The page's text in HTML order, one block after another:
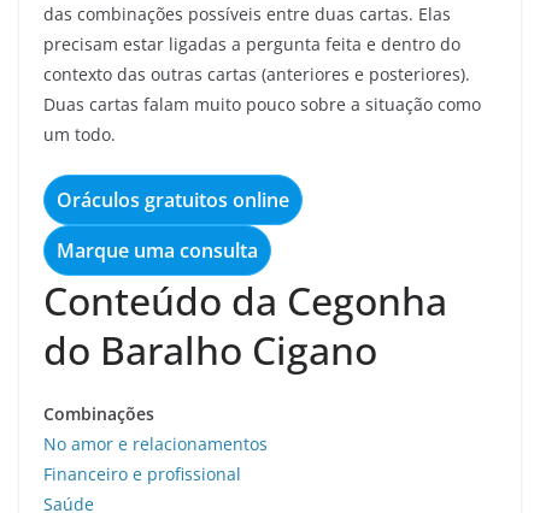
das combinações possíveis entre duas cartas. Elas
precisam estar ligadas a pergunta feita e dentro do
contexto das outras cartas (anteriores e posteriores).
Duas cartas falam muito pouco sobre a situação como
um todo.
Oráculos gratuitos online
Marque uma consulta
Conteúdo da Cegonha
do Baralho Cigano
Combinações
No amor e relacionamentos
Financeiro e profissional
Saúde